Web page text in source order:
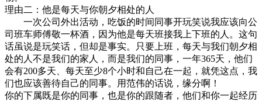
理由二：他是每天与你朝夕相处的人
一次公司外出活动，吃饭的时间同事开玩笑说我应该向公
司班车师傅敬一杯酒，因为他是每天班接我上下班的人。这句
话虽说是玩笑话，但却是事实。只要上班，每天与我们朝夕相
处的人不是我们的家人，而是我们的同事，一年365天，他们
会有200多天、每天至少8个小时和自己在一起，就凭这点，我
们也应该善待自己的同事。用范伟的话说，缘分啊！
你的下属既是你的同事，也是你的跟随者，他们和你一起经历